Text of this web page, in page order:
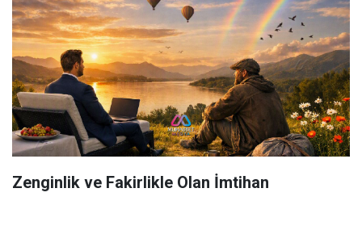
Zenginlik ve Fakirlikle Olan İmtihan